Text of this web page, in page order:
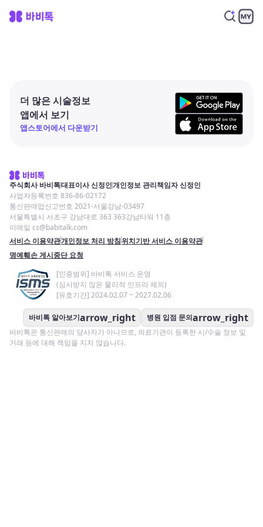
더 많은 시술정보
앱에서 보기
앱스토어에서 다운받기
주식회사 바비톡대표이사 신정인개인정보 관리책임자 신정인
사업자등록번호 836-86-02172
통신판매업신고번호 2021-서울강남-03497
서울특별시 서초구 강남대로 363 363강남타워 11층
이메일 cs@babitalk.com
서비스 이용약관개인정보 처리 방침위치기반 서비스 이용약관
명예훼손 게시중단 요청
[인증범위] 바비톡 서비스 운영
(심사받지 않은 물리적 인프라 제외)
[유효기간] 2024.02.07 ~ 2027.02.06
바비톡 알아보기arrow_right 병원 입점 문의arrow_right
바비톡은 통신판매의 당사자가 아니므로, 의료기관이 등록한 시/수술 정보 및
거래 등에 대해 책임을 지지 않습니다.